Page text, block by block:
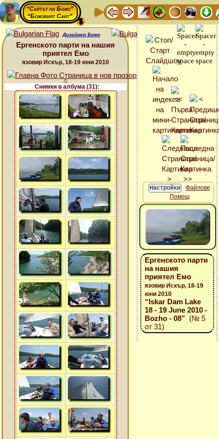
“Сайтът на Божо”
“Божовият Сайт”
Дизайнер Божо
Ергенското парти на нашия
приятел Емо
язовир Искър, 18-19 юни 2010
Снимки в албума (31):
Файлове
Помощ
Ергенското парти
на нашия
приятел Емо
язовир Искър, 18-19
юни 2010
“Iskar Dam Lake
18 - 19 June 2010 -
Bozho - 08” (№ 5
от 31)